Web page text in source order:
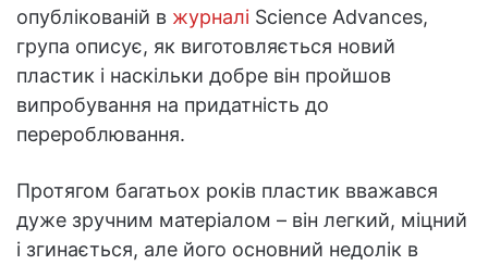
опублікованій в журналі Science Advances,
група описує, як виготовляється новий
пластик і наскільки добре він пройшов
випробування на придатність до
перероблювання.
Протягом багатьох років пластик вважався
дуже зручним матеріалом – він легкий, міцний
і згинається, але його основний недолік в